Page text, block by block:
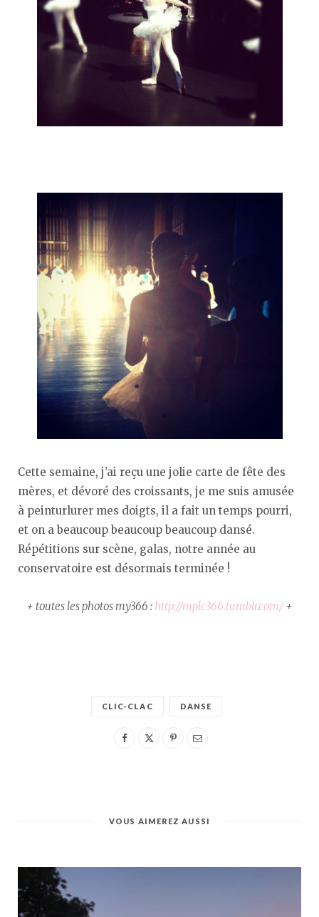
Cette semaine, j’ai reçu une jolie carte de fête des
mères, et dévoré des croissants, je me suis amusée
à peinturlurer mes doigts, il a fait un temps pourri,
et on a beaucoup beaucoup beaucoup dansé.
Répétitions sur scène, galas, notre année au
conservatoire est désormais terminée !
+ toutes les photos my366 : http://mplc366.tumblr.com/ +
CLIC-CLAC DANSE
VOUS AIMEREZ AUSSI